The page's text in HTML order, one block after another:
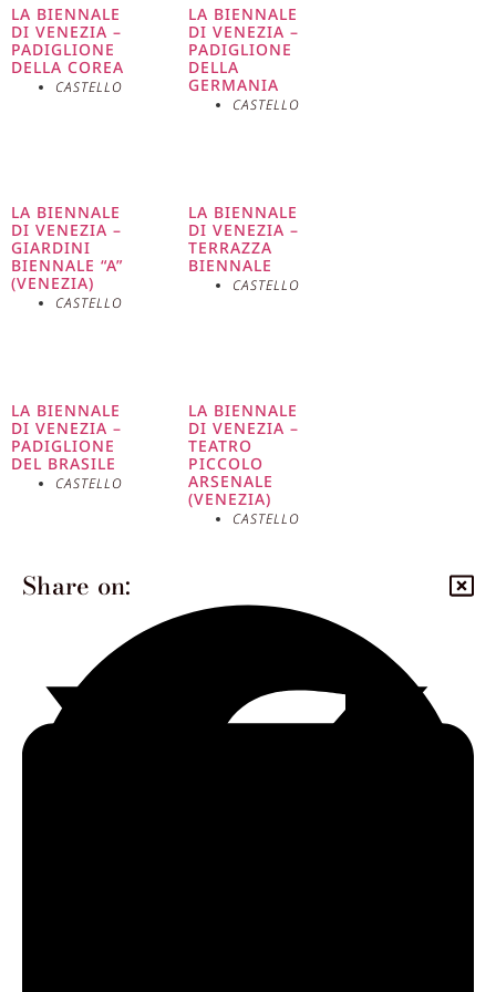
contemporanee. Nel 2021, per esempio, il padiglione è
stato quasi completamente svuotato e rinnovato per
ospitare l’esposizione “Open”, che ha esplorato la zona
fluida e in continua evoluzione tra il mondo fisico e
tecnologici, creando un dialogo tra passato e futuro.
LA BIENNALE
DI VENEZIA –
PADIGLIONE
DELLA COREA
CASTELLO
LA BIENNALE
DI VENEZIA –
PADIGLIONE
DELLA
GERMANIA
CASTELLO
LA BIENNALE
DI VENEZIA –
GIARDINI
BIENNALE “A”
(VENEZIA)
CASTELLO
LA BIENNALE
DI VENEZIA –
TERRAZZA
BIENNALE
CASTELLO
LA BIENNALE
DI VENEZIA –
PADIGLIONE
DEL BRASILE
CASTELLO
LA BIENNALE
DI VENEZIA –
TEATRO
PICCOLO
ARSENALE
(VENEZIA)
CASTELLO
Share on: